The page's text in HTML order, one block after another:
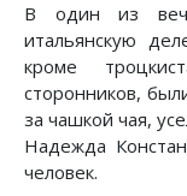
В один из
итальянскую
кроме
сторонников,
за чашкой чая,
Надежда
человек.